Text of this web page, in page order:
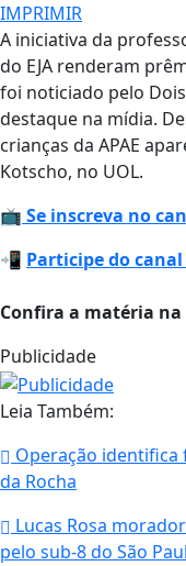
IMPRIMIR
A iniciativa da
do EJA renderam
foi noticiado pelo
destaque na mídia.
crianças da APAE
Kotscho, no UOL.
📺 Se inscreva no
📲 Participe do
Confira a matéria
Publicidade
Leia Também:
Operação identifica
da Rocha
Lucas Rosa
pelo sub-8 do São